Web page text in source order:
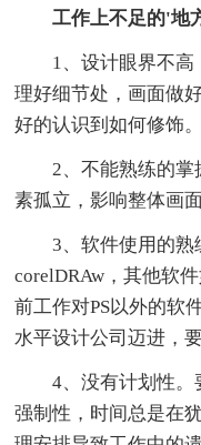
工作上不足的'地
1、设计眼界不
理好细节处，画面做
好的认识到如何修饰。
2、不能熟练的
素孤立，影响整体画
3、软件使用的熟
corelDRAw，其他软
前工作对PS以外的软
水平设计公司迈进，
4、没有计划性。
强制性，时间总是在